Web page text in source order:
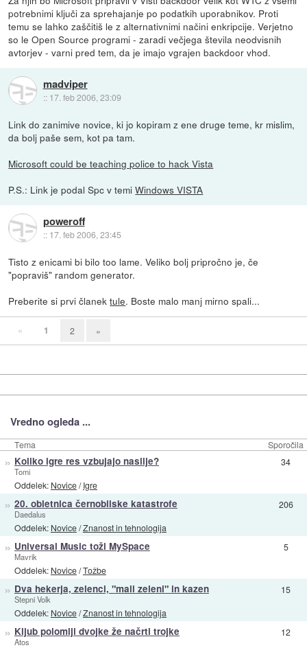
potrebnimi ključi za sprehajanje po podatkih uporabnikov. Proti
temu se lahko zaščitiš le z alternativnimi načini enkripcije. Verjetno
so le Open Source programi - zaradi večjega števila neodvisnih
avtorjev - varni pred tem, da je imajo vgrajen backdoor vhod.
madviper
:: 17. feb 2006, 23:09
Link do zanimive novice, ki jo kopiram z ene druge teme, kr mislim,
da bolj paše sem, kot pa tam.
Microsoft could be teaching police to hack Vista
P.S.: Link je podal Spc v temiWindows VISTA
poweroff
:: 17. feb 2006, 23:45
Tisto z enicami bi bilo too lame. Veliko bolj pripročno je, če
"popraviš" random generator.
Preberite si prvi članektule. Boste malo manj mirno spali...
« 1 2 »
Vredno ogleda ...
Tema Sporočila
» Koliko igre res vzbujajo nasilje?
Tomi
Oddelek: Novice/Igre
34
» 20. obletnica černobilske katastrofe
Daedalus
Oddelek: Novice/Znanost in tehnologija
206
» Universal Music toži MySpace
Mavrik
Oddelek: Novice/Tožbe
5
» Dva hekerja, zelenci, "mali zeleni" in kazen
Stepni Volk
Oddelek: Novice/Znanost in tehnologija
15
» Kljub polomiji dvojke že načrti trojke
Atos
12